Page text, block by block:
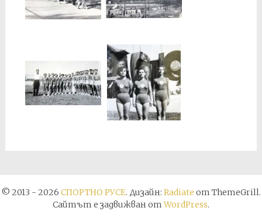
© 2013 - 2026 СПОРТНО РУСЕ. Дизайн: Radiate от ThemeGrill.
Сайтът е задвижван отWordPress.